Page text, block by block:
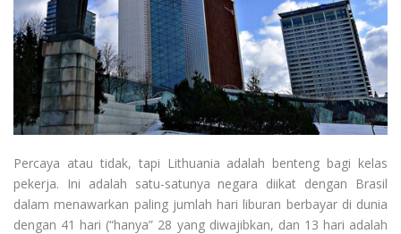
Percaya atau tidak, tapi Lithuania adalah benteng bagi kelas
pekerja. Ini adalah satu-satunya negara diikat dengan Brasil
dalam menawarkan paling jumlah hari liburan berbayar di dunia
dengan 41 hari (“hanya” 28 yang diwajibkan, dan 13 hari adalah